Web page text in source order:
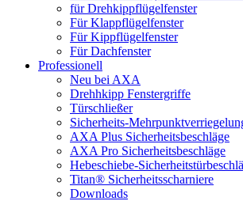
für Drehkippflügelfenster
Für Klappflügelfenster
Für Kippflügelfenster
Für Dachfenster
Professionell
Neu bei AXA
Drehhkipp Fenstergriffe
Türschließer
Sicherheits-
AXA Plus Sicherheitsbeschläge
AXA Pro Sicherheitsbeschläge
Hebeschiebe-
Titan® Sicherheitsscharniere
Downloads